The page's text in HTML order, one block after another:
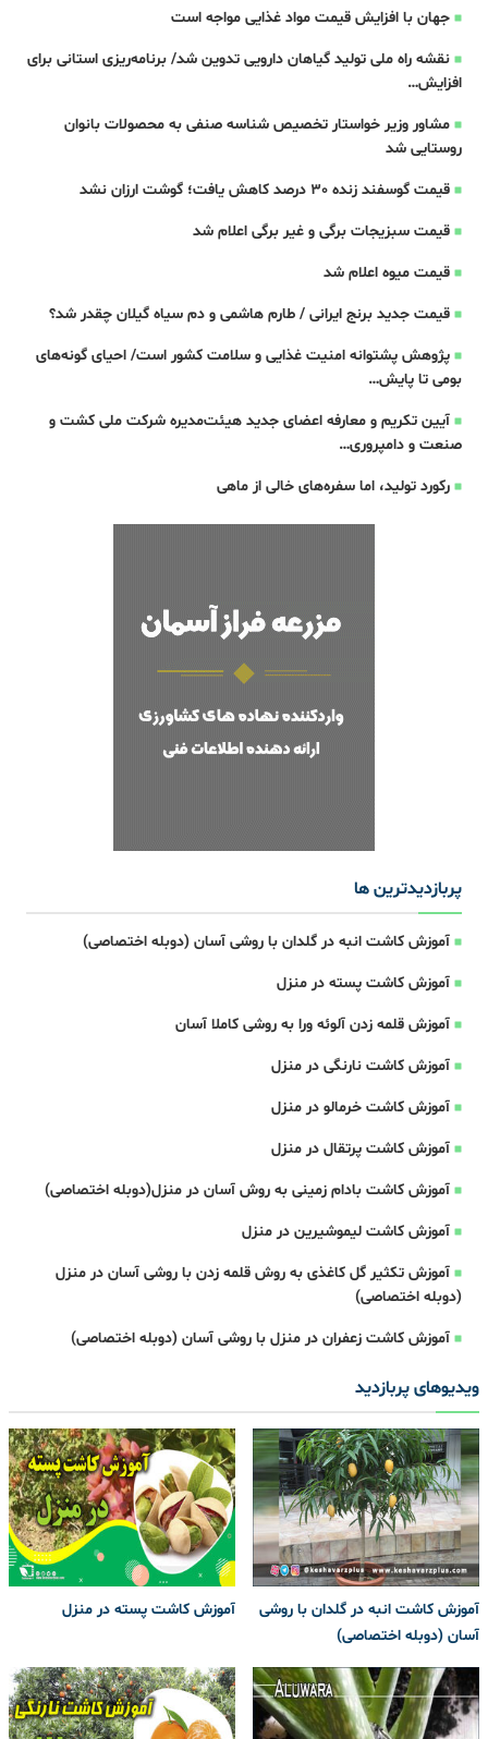
جهان با افزایش قیمت مواد غذایی مواجه است
نقشه راه ملی تولید گیاهان دارویی تدوین شد/ برنامه‌ریزی استانی برای
افزایش…
مشاور وزیر خواستار تخصیص شناسه صنفی به محصولات بانوان
روستایی شد
قیمت گوسفند زنده 30 درصد کاهش یافت؛ گوشت ارزان نشد
قیمت سبزیجات برگی و غیر برگی اعلام شد
قیمت میوه اعلام شد
قیمت جدید برنج ایرانی / طارم هاشمی و دم سیاه گیلان چقدر شد؟
پژوهش پشتوانه امنیت غذایی و سلامت کشور است/ احیای گونه‌های
بومی تا پایش…
آیین تکریم و معارفه اعضای جدید هیئت‌مدیره شرکت ملی کشت و
صنعت و دامپروری…
رکورد تولید، اما سفره‌های خالی از ماهی
پربازدیدترین ها
آموزش کاشت انبه در گلدان با روشی آسان (دوبله اختصاصی)
آموزش کاشت پسته در منزل
آموزش قلمه زدن آلوئه ورا به روشی کاملا آسان
آموزش کاشت نارنگی در منزل
آموزش کاشت خرمالو در منزل
آموزش کاشت پرتقال در منزل
آموزش کاشت بادام زمینی به روش آسان در منزل(دوبله اختصاصی)
آموزش کاشت لیموشیرین در منزل
آموزش تکثیر گل کاغذی به روش قلمه زدن با روشی آسان در منزل
(دوبله اختصاصی)
آموزش کاشت زعفران در منزل با روشی آسان (دوبله اختصاصی)
ویدیوهای پربازدید
آموزش کاشت انبه در گلدان با روشی
آسان (دوبله اختصاصی)
آموزش کاشت پسته در منزل